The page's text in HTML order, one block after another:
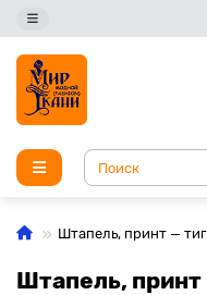
Штапель, принт —
Штапель,